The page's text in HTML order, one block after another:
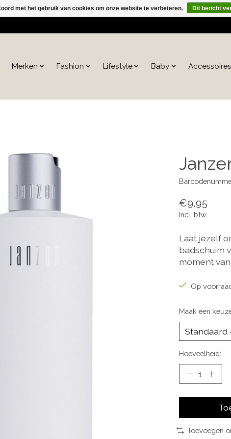
Merken Fashion Lifestyle Baby Accessoires
€9,95
Incl. btw
Laat jezelf
badschuim
moment
Op
Maak een
Hoeveelheid:
Toevoegen
met het gebruik van cookies om onze website te verbeteren. Dit bericht